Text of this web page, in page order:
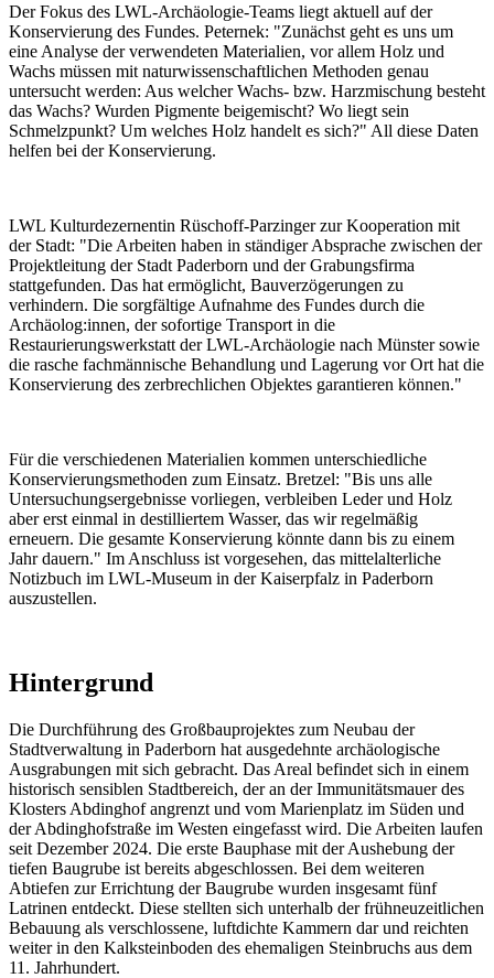
Der Fokus des LWL-Archäologie-Teams liegt aktuell auf der
Konservierung des Fundes. Peternek: "Zunächst geht es uns um
eine Analyse der verwendeten Materialien, vor allem Holz und
Wachs müssen mit naturwissenschaftlichen Methoden genau
untersucht werden: Aus welcher Wachs- bzw. Harzmischung besteht
das Wachs? Wurden Pigmente beigemischt? Wo liegt sein
Schmelzpunkt? Um welches Holz handelt es sich?" All diese Daten
helfen bei der Konservierung.
LWL Kulturdezernentin Rüschoff-Parzinger zur Kooperation mit
der Stadt: "Die Arbeiten haben in ständiger Absprache zwischen der
Projektleitung der Stadt Paderborn und der Grabungsfirma
stattgefunden. Das hat ermöglicht, Bauverzögerungen zu
verhindern. Die sorgfältige Aufnahme des Fundes durch die
Archäolog:innen, der sofortige Transport in die
Restaurierungswerkstatt der LWL-Archäologie nach Münster sowie
die rasche fachmännische Behandlung und Lagerung vor Ort hat die
Konservierung des zerbrechlichen Objektes garantieren können."
Für die verschiedenen Materialien kommen unterschiedliche
Konservierungsmethoden zum Einsatz. Bretzel: "Bis uns alle
Untersuchungsergebnisse vorliegen, verbleiben Leder und Holz
aber erst einmal in destilliertem Wasser, das wir regelmäßig
erneuern. Die gesamte Konservierung könnte dann bis zu einem
Jahr dauern." Im Anschluss ist vorgesehen, das mittelalterliche
Notizbuch im LWL-Museum in der Kaiserpfalz in Paderborn
auszustellen.
Hintergrund
Die Durchführung des Großbauprojektes zum Neubau der
Stadtverwaltung in Paderborn hat ausgedehnte archäologische
Ausgrabungen mit sich gebracht. Das Areal befindet sich in einem
historisch sensiblen Stadtbereich, der an der Immunitätsmauer des
Klosters Abdinghof angrenzt und vom Marienplatz im Süden und
der Abdinghofstraße im Westen eingefasst wird. Die Arbeiten laufen
seit Dezember 2024. Die erste Bauphase mit der Aushebung der
tiefen Baugrube ist bereits abgeschlossen. Bei dem weiteren
Abtiefen zur Errichtung der Baugrube wurden insgesamt fünf
Latrinen entdeckt. Diese stellten sich unterhalb der frühneuzeitlichen
Bebauung als verschlossene, luftdichte Kammern dar und reichten
weiter in den Kalksteinboden des ehemaligen Steinbruchs aus dem
11. Jahrhundert.